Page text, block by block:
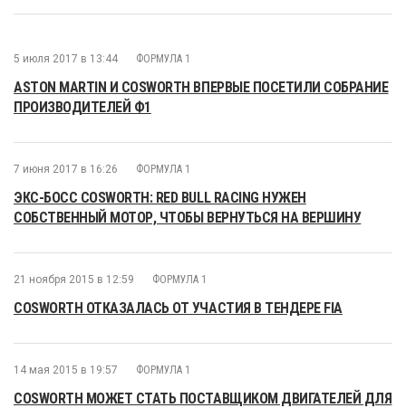
5 июля 2017 в 13:44 ФОРМУЛА 1
ASTON MARTIN И COSWORTH ВПЕРВЫЕ ПОСЕТИЛИ СОБРАНИЕ
ПРОИЗВОДИТЕЛЕЙ Ф1
7 июня 2017 в 16:26 ФОРМУЛА 1
ЭКС-БОСС COSWORTH: RED BULL RACING НУЖЕН
СОБСТВЕННЫЙ МОТОР, ЧТОБЫ ВЕРНУТЬСЯ НА ВЕРШИНУ
21 ноября 2015 в 12:59 ФОРМУЛА 1
COSWORTH ОТКАЗАЛАСЬ ОТ УЧАСТИЯ В ТЕНДЕРЕ FIA
14 мая 2015 в 19:57 ФОРМУЛА 1
COSWORTH МОЖЕТ СТАТЬ ПОСТАВЩИКОМ ДВИГАТЕЛЕЙ ДЛЯ